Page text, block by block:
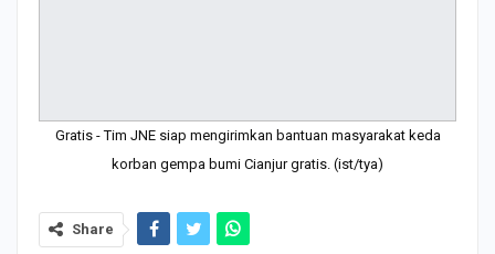
Gratis - Tim JNE siap mengirimkan bantuan masyarakat keda
korban gempa bumi Cianjur gratis. (ist/tya)
Share